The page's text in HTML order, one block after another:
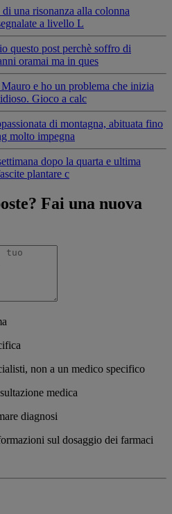
una risonanza alla colonna
a livello L
questo post perchè soffro di
oramai ma in ques
e ho un problema che inizia
Gioco a calc
di montagna, abituata fino
molto impegna
dopo la quarta e ultima
plantare c
Fai una nuova
non a un medico specifico
medica
diagnosi
sul dosaggio dei farmaci